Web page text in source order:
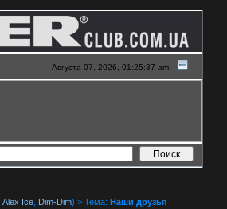
Августа 07, 2026, 01:25:37 am
Alex Ice Dim-Dim) > Тема: Наши друзья